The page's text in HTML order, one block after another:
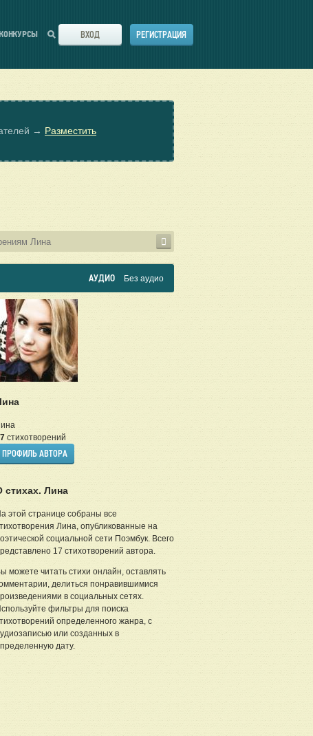
КОНКУРСЫ ВХОД РЕГИСТРАЦИЯ
→ Разместить
АУДИО Без аудио
стихотворений
ПРОФИЛЬ АВТОРА
стихах. Лина
этой странице собраны все
Лина, опубликованные на
социальной сети Поэмбук. Всего
17 стихотворений автора.
можете читать стихи онлайн, оставлять
делиться понравившимися
в социальных сетях.
фильтры для поиска
определенного жанра, с
или созданных в
дату.